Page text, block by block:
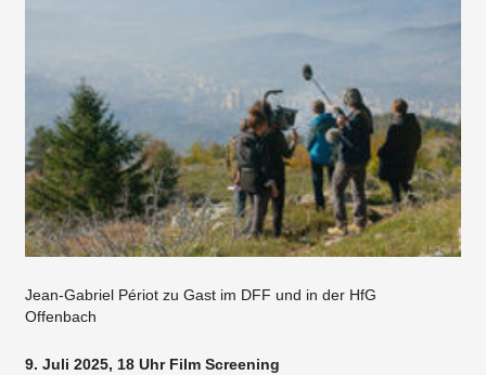
Jean-Gabriel Périot zu Gast im DFF und in der HfG
Offenbach
9. Juli 2025, 18 Uhr Film Screening